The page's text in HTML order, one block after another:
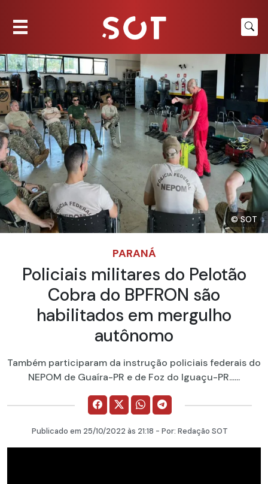
© SOT
PARANÁ
Policiais militares do Pelotão
Cobra do BPFRON são
habilitados em mergulho
autônomo
Também participaram da instrução policiais federais do
NEPOM de Guaíra-PR e de Foz do Iguaçu-PR......
Publicado em 25/10/2022 às 21:18 - Por: Redação SOT